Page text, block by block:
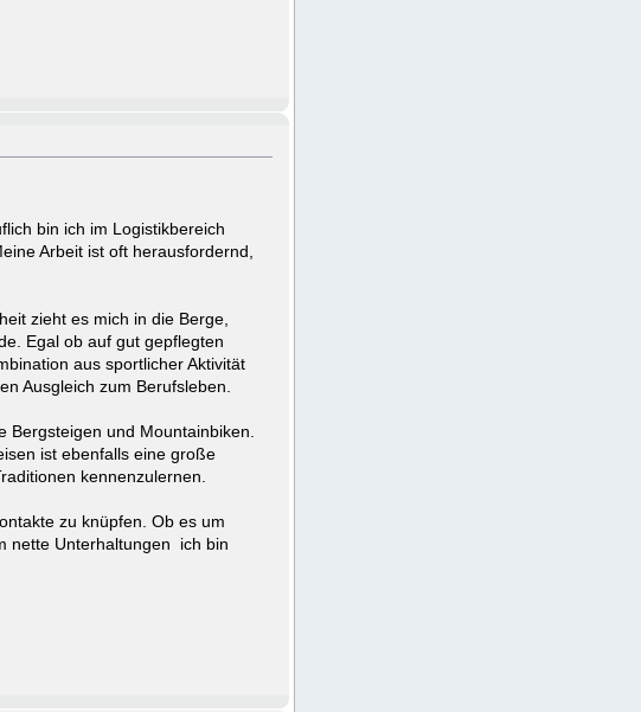
bin ich im Logistikbereich
Arbeit ist oft herausfordernd,
zieht es mich in die Berge,
Egal ob auf gut gepflegten
aus sportlicher Aktivität
Ausgleich zum Berufsleben.
Bergsteigen und Mountainbiken.
ist ebenfalls eine große
kennenzulernen.
zu knüpfen. Ob es um
nette Unterhaltungen ich bin